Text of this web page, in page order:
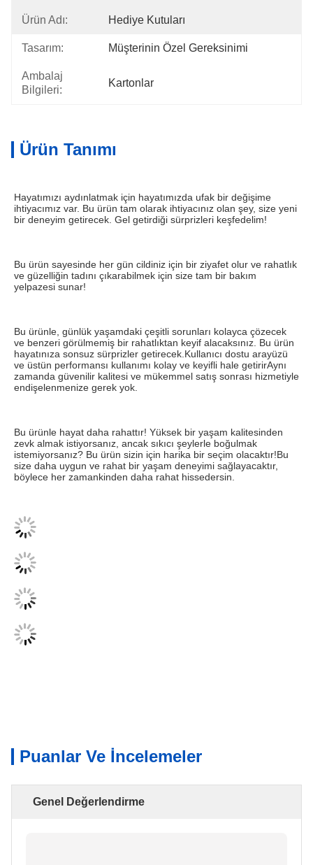
Ürün Adı: Hediye Kutuları
Tasarım: Müşterinin Özel Gereksinimi
Ambalaj
Bilgileri:
Kartonlar
Ürün Tanımı
Hayatımızı aydınlatmak için hayatımızda ufak bir değişime
ihtiyacımız var. Bu ürün tam olarak ihtiyacınız olan şey, size yeni
bir deneyim getirecek. Gel getirdiği sürprizleri keşfedelim!
Bu ürün sayesinde her gün cildiniz için bir ziyafet olur ve rahatlık
ve güzelliğin tadını çıkarabilmek için size tam bir bakım
yelpazesi sunar!
Bu ürünle, günlük yaşamdaki çeşitli sorunları kolayca çözecek
ve benzeri görülmemiş bir rahatlıktan keyif alacaksınız. Bu ürün
hayatınıza sonsuz sürprizler getirecek.Kullanıcı dostu arayüzü
ve üstün performansı kullanımı kolay ve keyifli hale getirirAynı
zamanda güvenilir kalitesi ve mükemmel satış sonrası hizmetiyle
endişelenmenize gerek yok.
Bu ürünle hayat daha rahattır! Yüksek bir yaşam kalitesinden
zevk almak istiyorsanız, ancak sıkıcı şeylerle boğulmak
istemiyorsanız? Bu ürün sizin için harika bir seçim olacaktır!Bu
size daha uygun ve rahat bir yaşam deneyimi sağlayacaktır,
böylece her zamankinden daha rahat hissedersin.
Puanlar Ve İncelemeler
Genel Değerlendirme